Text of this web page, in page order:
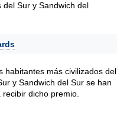
Sur y Sandwich del
habitantes más civilizados del
y Sandwich del Sur se han
dicho premio.